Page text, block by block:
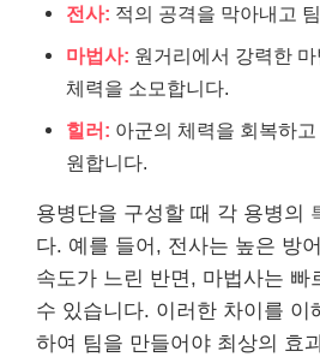
전사: 적의 공격을 막아내고
마법사: 원거리에서 강력한
체력을 소모합니다.
힐러: 아군의 체력을 회복하
원합니다.
용병단을 구성할 때 각 용병의
다. 예를 들어, 전사는 높은 방
속도가 느린 반면, 마법사는 빠
수 있습니다. 이러한 차이를 이
하여 팀을 만들어야 최상의 효